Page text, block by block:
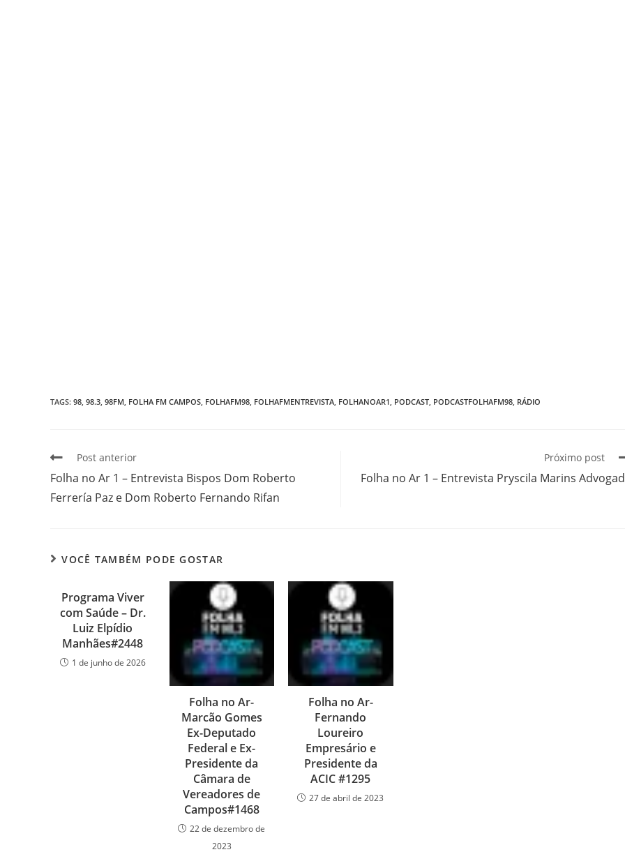
TAGS: 98 98.3 98FM FOLHA FM CAMPOS FOLHAFM98 FOLHAFMENTREVISTA FOLHANOAR1 PODCAST PODCASTFOLHAFM98 RÁDIO
Post anterior
Folha no Ar 1 – Entrevista Bispos Dom Roberto
Ferrería Paz e Dom Roberto Fernando Rifan
Próximo post
Folha no Ar 1 – Entrevista Pryscila Marins
VOCÊ TAMBÉM PODE GOSTAR
Programa Viver
com Saúde – Dr.
Luiz Elpídio
Manhães#2448
1 de junho de 2026
Folha no Ar-
Marcão Gomes
Ex-Deputado
Federal e Ex-
Presidente da
Câmara de
Vereadores de
Campos#1468
22 de dezembro de
2023
Folha no Ar-
Fernando
Loureiro
Empresário e
Presidente da
ACIC #1295
27 de abril de 2023